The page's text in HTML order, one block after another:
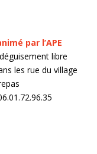
par l’APE
libre
les rue du village